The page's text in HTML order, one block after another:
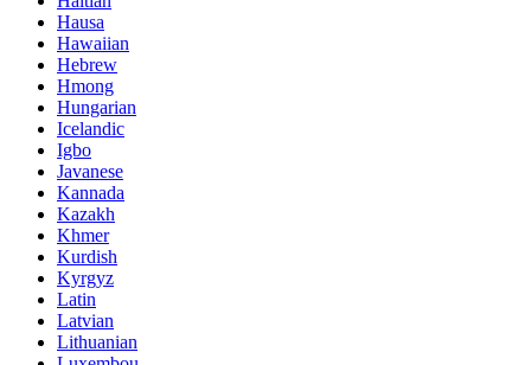
Hausa
Hawaiian
Hebrew
Hmong
Hungarian
Icelandic
Igbo
Javanese
Kannada
Kazakh
Khmer
Kurdish
Kyrgyz
Latin
Latvian
Lithuanian